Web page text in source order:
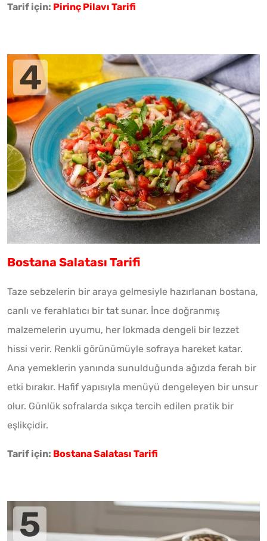
Tarif için: Pirinç Pilavı Tarifi
Bostana Salatası Tarifi
Taze sebzelerin bir araya gelmesiyle hazırlanan bostana,
canlı ve ferahlatıcı bir tat sunar. İnce doğranmış
malzemelerin uyumu, her lokmada dengeli bir lezzet
hissi verir. Renkli görünümüyle sofraya hareket katar.
Ana yemeklerin yanında sunulduğunda ağızda ferah bir
etki bırakır. Hafif yapısıyla menüyü dengeleyen bir unsur
olur. Günlük sofralarda sıkça tercih edilen pratik bir
eşlikçidir.
Tarif için: Bostana Salatası Tarifi